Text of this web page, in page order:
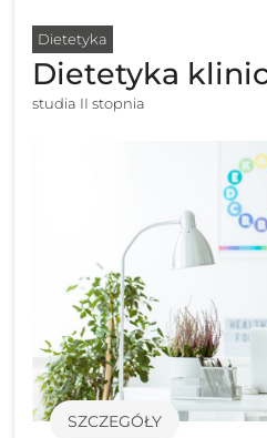
Dietetyka
Dietetyka
studia II stopnia
SZCZEGÓŁY